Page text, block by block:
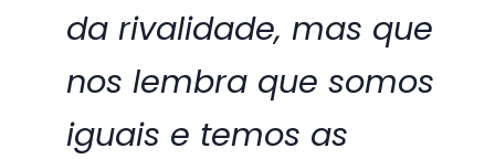
da rivalidade, mas que
nos lembra que somos
iguais e temos as